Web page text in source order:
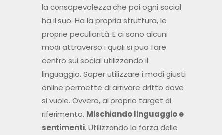
la consapevolezza che poi ogni social
ha il suo. Ha la propria struttura, le
proprie peculiarità. E ci sono alcuni
modi attraverso i quali si può fare
centro sui social utilizzando il
linguaggio. Saper utilizzare i modi giusti
online permette di arrivare dritto dove
si vuole. Ovvero, al proprio target di
riferimento. Mischiando linguaggio e
sentimenti. Utilizzando la forza delle